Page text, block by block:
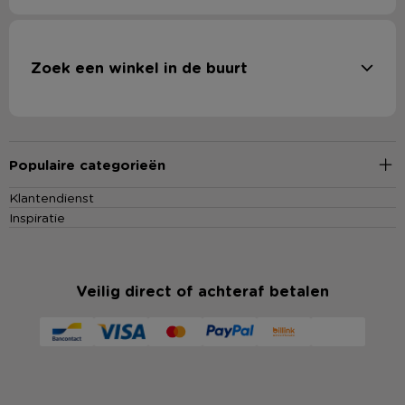
Zoek een winkel in de buurt
Populaire categorieën
Klantendienst
Inspiratie
Veilig direct of achteraf betalen